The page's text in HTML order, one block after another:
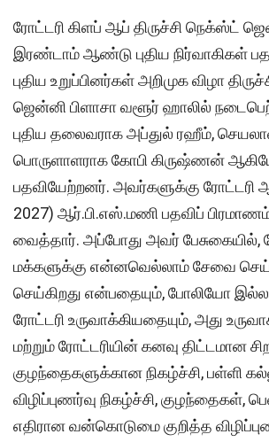
ரோட்டரி கிளப் ஆப் திருச்சி நெக்ஸ்ட்
இரண்டாம் ஆண்டு புதிய நிர்வாகிகள்
புதிய உறுப்பினர்கள் அறிமுக விழா
ஜென்னி பிளாசா வளூர் ஹாலில்
புதிய தலைவராக அப்துல் ரஹீம்,
பொருளாளராக கோபி கிருஷ்ணன்
பதவியேற்றனர். அவர்களுக்கு ரோட்டரி
2027) ஆர்.பி.எஸ்.மணி பதவிப்
வைத்தார். அப்போது அவர் பேசுகையில்,
மக்களுக்கு என்னவெல்லாம் சேவை
செய்கிறது என்பதையும், போலியோ
ரோட்டரி உருவாக்கியதையும், அது
மற்றும் ரோட்டரியின் கனவு திட்டமான
குழந்தைகளுக்கான நிகழ்ச்சி, பள்ளி
விழிப்புணர்வு நிகழ்ச்சி, குழந்தைகள்,
எதிரான வன்கொடுமை குறித்த